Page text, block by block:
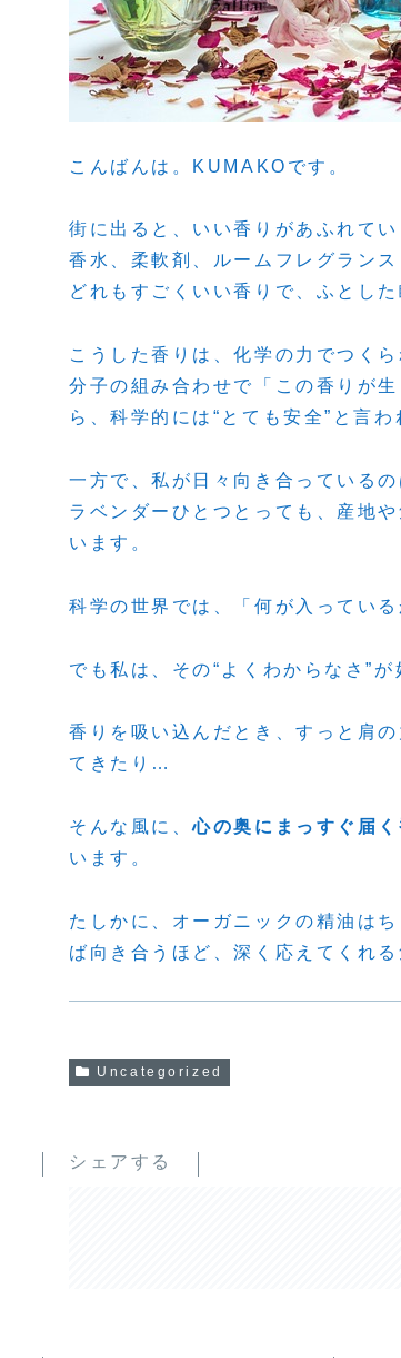
こんばんは。KUMAKOです。
街に出ると、いい香りがあふれてい
香水、柔軟剤、ルームフレグラン
どれもすごくいい香りで、ふとし
こうした香りは、化学の力でつくら
分子の組み合わせで「この香りが
ら、科学的には“とても安全”と言わ
一方で、私が日々向き合っているの
ラベンダーひとつとっても、産地
います。
科学の世界では、「何が入ってい
でも私は、その“よくわからなさ”が
香りを吸い込んだとき、すっと肩
てきたり…
そんな風に、心の奥にまっすぐ届く
います。
たしかに、オーガニックの精油は
ば向き合うほど、深く応えてくれる
Uncategorized
シェアする